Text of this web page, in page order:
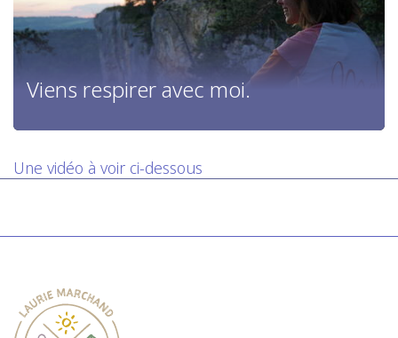
Viens respirer avec moi.
Une vidéo à voir ci-dessous